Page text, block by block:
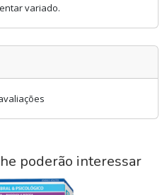
variado.
poderão interessar